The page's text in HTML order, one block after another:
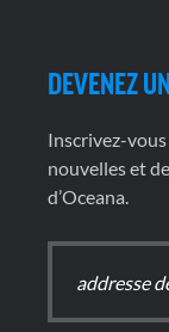
DEVENEZ
Inscrivez-
nouvelles et
d’Oceana.